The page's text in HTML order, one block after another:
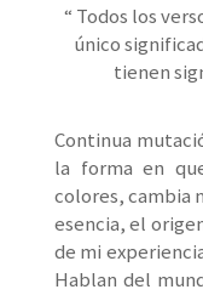
“ Todos los
único
tienen
Continua
la forma en
colores, cambia
esencia, el
de mi
Hablan del